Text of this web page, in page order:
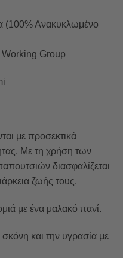
(100% Ανακυκλωμένο
Group
με προσεκτικά
Με τη χρήση των
διασφαλίζεται
ζωής τους.
με ένα μαλακό πανί.
και την υγρασία με